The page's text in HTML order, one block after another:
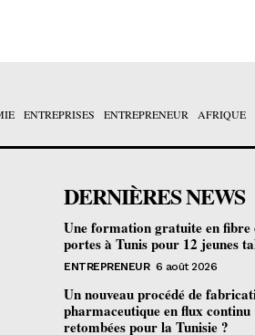
ENTREPRISES ENTREPRENEUR AFRIQUE
DERNIÈRES NEWS
Une formation gratuite en fibre
portes à Tunis pour 12 jeunes
ENTREPRENEUR 6 août 2026
Un nouveau procédé de
pharmaceutique en flux continu
retombées pour la Tunisie ?